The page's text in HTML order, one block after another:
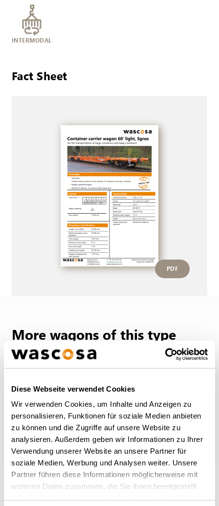
Diese Webseite verwendet Cookies
Wir verwenden Cookies, um Inhalte und Anzeigen zu
personalisieren, Funktionen für soziale Medien anbieten
zu können und die Zugriffe auf unsere Website zu
analysieren. Außerdem geben wir Informationen zu Ihrer
Verwendung unserer Website an unsere Partner für
soziale Medien, Werbung und Analysen weiter. Unsere
Partner führen diese Informationen möglicherweise mit
weiteren Daten zusammen, die Sie ihnen bereitgestellt
INTERMODAL
Fact Sheet
PDF
More wagons of this type
Double pocket wagon Sdggmrss